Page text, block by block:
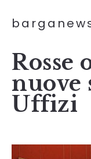
Rosse
nuove
Uffizi